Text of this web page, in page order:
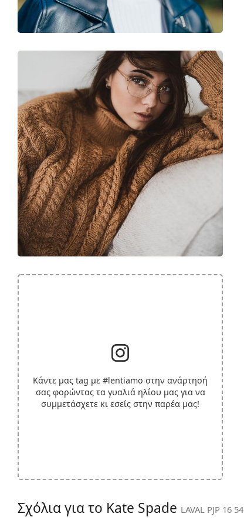
Μάρκα:
Kate Spade
Κωδικός Προϊόντος / Μοντέλο:
LAVAL PJP 16 54
Κάντε μας tag με #lentiamo στην ανάρτησή
σας φορώντας τα γυαλιά ηλίου μας για να
συμμετάσχετε κι εσείς στην παρέα μας!
Σχόλια για το Kate Spade LAVAL PJP 16 54